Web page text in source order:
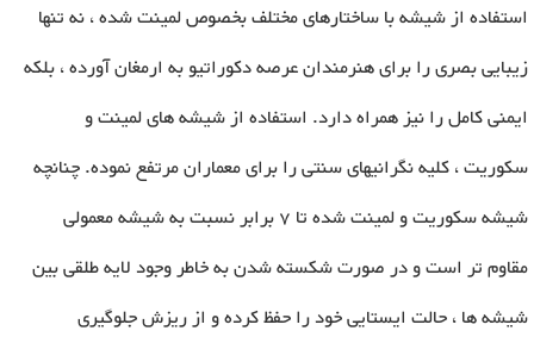
استفاده از شیشه با ساختارهای مختلف بخصوص لمینت شده ، نه تنها
زیبایی بصری را برای هنرمندان عرصه دکوراتیو به ارمغان آورده ، بلکه
ایمنی کامل را نیز همراه دارد. استفاده از شیشه های لمینت و
سکوریت ، کلیه نگرانیهای سنتی را برای معماران مرتفع نموده. چنانچه
شیشه سکوریت و لمینت شده تا 7 برابر نسبت به شیشه معمولی
مقاوم تر است و در صورت شکسته شدن به خاطر وجود لایه طلقی بین
شیشه ها ، حالت ایستایی خود را حفظ کرده و از ریزش جلوگیری